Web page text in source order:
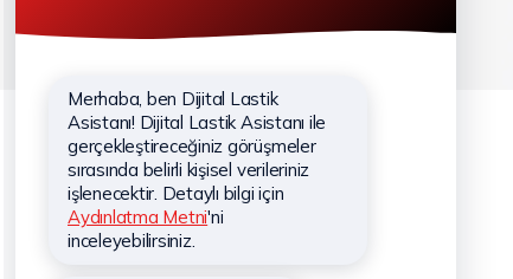
Oktay Nezih Can ile
KURUMSAL
Hakkımızda